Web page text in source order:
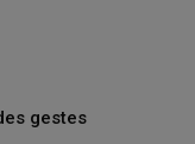
gestes